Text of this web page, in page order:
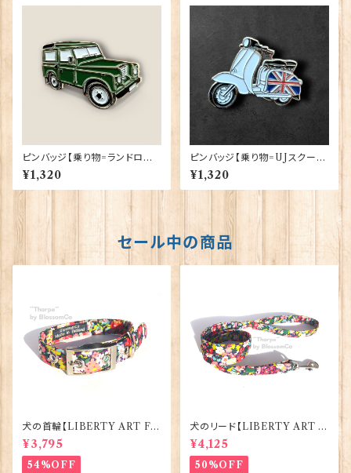
ピンバッジ【乗り物=ランドロー
バー】Cadogan 90040-XJK
B05-22
¥1,320
ピンバッジ【乗り物=UJスクータ
ー】Cadogan 90040-XJKB0
6-24
¥1,320
セール中の商品
犬の首輪【LIBERTY ART FA
BRIC=Thorpe】BlossomCo
90295
¥3,795
54%OFF
犬のリード【LIBERTY ART F
ABRIC=Thorpe】BlossomC
o 90294
¥4,125
50%OFF